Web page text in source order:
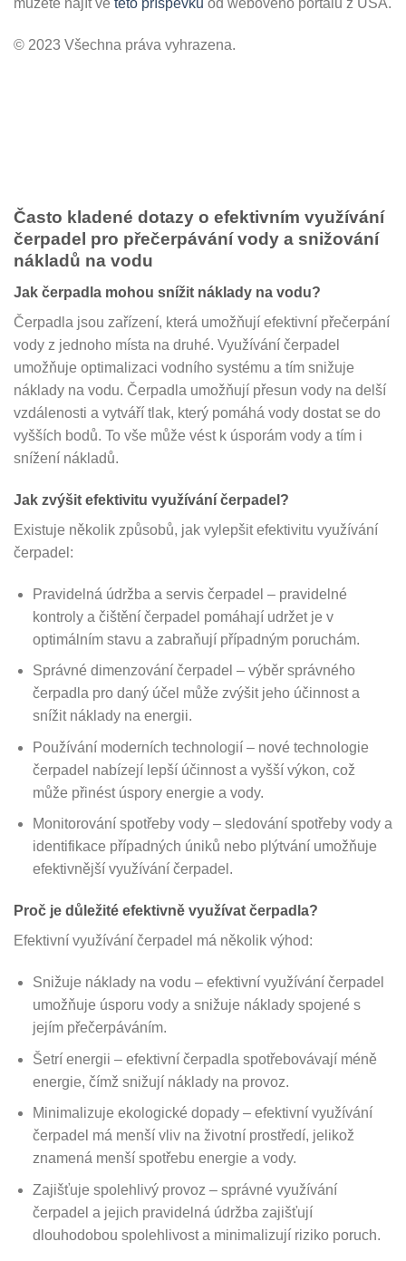
můžete najít ve této příspěvku od webového portálu z USA.
© 2023 Všechna práva vyhrazena.
Často kladené dotazy o efektivním využívání
čerpadel pro přečerpávání vody a snižování
nákladů na vodu
Jak čerpadla mohou snížit náklady na vodu?
Čerpadla jsou zařízení, která umožňují efektivní přečerpání
vody z jednoho místa na druhé. Využívání čerpadel
umožňuje optimalizaci vodního systému a tím snižuje
náklady na vodu. Čerpadla umožňují přesun vody na delší
vzdálenosti a vytváří tlak, který pomáhá vody dostat se do
vyšších bodů. To vše může vést k úsporám vody a tím i
snížení nákladů.
Jak zvýšit efektivitu využívání čerpadel?
Existuje několik způsobů, jak vylepšit efektivitu využívání
čerpadel:
Pravidelná údržba a servis čerpadel – pravidelné
kontroly a čištění čerpadel pomáhají udržet je v
optimálním stavu a zabraňují případným poruchám.
Správné dimenzování čerpadel – výběr správného
čerpadla pro daný účel může zvýšit jeho účinnost a
snížit náklady na energii.
Používání moderních technologií – nové technologie
čerpadel nabízejí lepší účinnost a vyšší výkon, což
může přinést úspory energie a vody.
Monitorování spotřeby vody – sledování spotřeby vody a
identifikace případných úniků nebo plýtvání umožňuje
efektivnější využívání čerpadel.
Proč je důležité efektivně využívat čerpadla?
Efektivní využívání čerpadel má několik výhod:
Snižuje náklady na vodu – efektivní využívání čerpadel
umožňuje úsporu vody a snižuje náklady spojené s
jejím přečerpáváním.
Šetrí energii – efektivní čerpadla spotřebovávají méně
energie, čímž snižují náklady na provoz.
Minimalizuje ekologické dopady – efektivní využívání
čerpadel má menší vliv na životní prostředí, jelikož
znamená menší spotřebu energie a vody.
Zajišťuje spolehlivý provoz – správné využívání
čerpadel a jejich pravidelná údržba zajišťují
dlouhodobou spolehlivost a minimalizují riziko poruch.